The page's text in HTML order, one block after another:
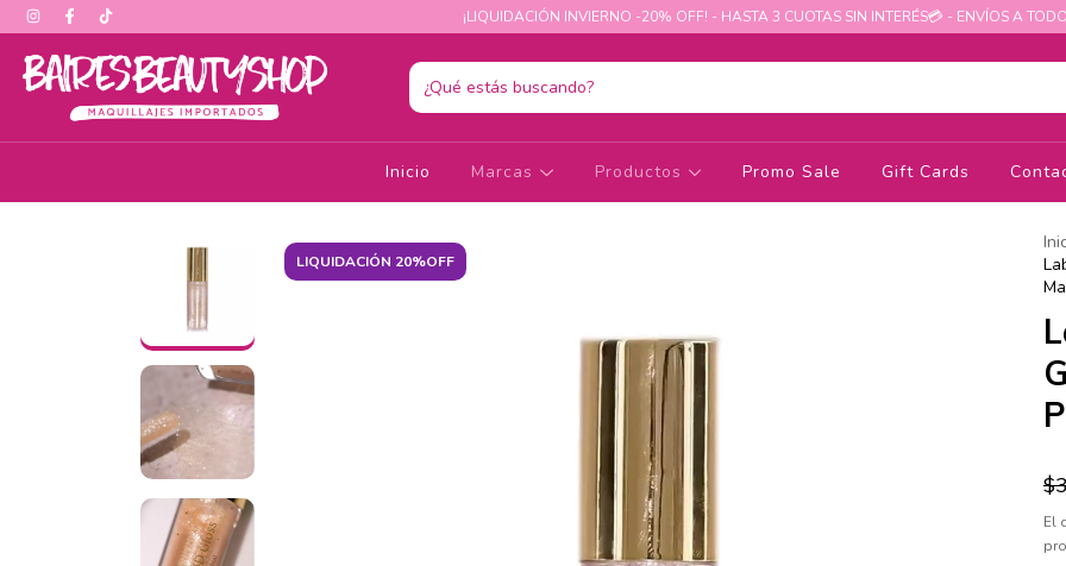
¡LIQUIDACIÓN INVIERNO -20% OFF! - HASTA 3 CUOTAS SIN INTERÉS💳 - ENVÍOS A
Inicio Marcas Productos Promo Sale Gift Cards
LIQUIDACIÓN 20%OFF
El